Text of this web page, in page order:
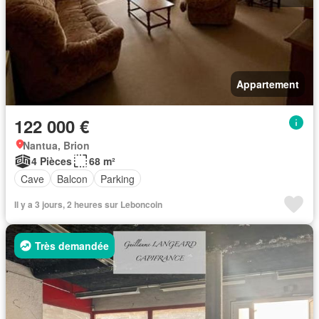
Appartement
122 000 €
Nantua, Brion
4 Pièces
68 m²
Cave
Balcon Parking
Il y a 3 jours, 2 heures sur Leboncoin
Très demandée